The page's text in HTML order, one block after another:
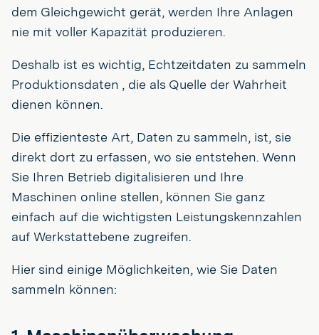
dem Gleichgewicht gerät, werden Ihre Anlagen
nie mit voller Kapazität produzieren.
Deshalb ist es wichtig, Echtzeitdaten zu sammeln
Produktionsdaten , die als Quelle der Wahrheit
dienen können.
Die effizienteste Art, Daten zu sammeln, ist, sie
direkt dort zu erfassen, wo sie entstehen. Wenn
Sie Ihren Betrieb digitalisieren und Ihre
Maschinen online stellen, können Sie ganz
einfach auf die wichtigsten Leistungskennzahlen
auf Werkstattebene zugreifen.
Hier sind einige Möglichkeiten, wie Sie Daten
sammeln können: